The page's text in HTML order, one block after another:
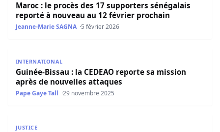
Maroc : le procès des 17 supporters sénégalais
reporté à nouveau au 12 février prochain
Jeanne-Marie SAGNA 5 février 2026
INTERNATIONAL
Guinée-Bissau : la CEDEAO reporte sa mission
après de nouvelles attaques
Pape Gaye Tall 29 novembre 2025
JUSTICE